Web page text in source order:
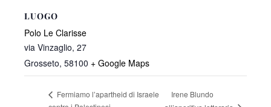
LUOGO
Polo Le Clarisse
via Vinzaglio, 27
Grosseto, 58100 + Google Maps
Fermiamo l’apartheid di Israele
Irene Blundo